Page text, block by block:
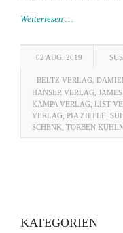
Weiterlesen …
02 AUG. 2019
BELTZ VERLAG
HANSER VERLAG
KAMPA VERLAG LIST
VERLAG PIA ZIEFLE
SCHENK TORBEN
KATEGORIEN